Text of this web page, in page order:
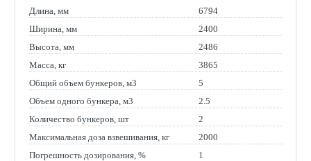
Длина, мм
6794
Ширина, мм
2400
Высота, мм
2486
Масса, кг
3865
Общий объем бункеров, м3
5
Объем одного бункера, м3
2.5
Количество бункеров, шт
2
Максимальная доза взвешивания, кг
2000
Погрешность дозирования, %
1